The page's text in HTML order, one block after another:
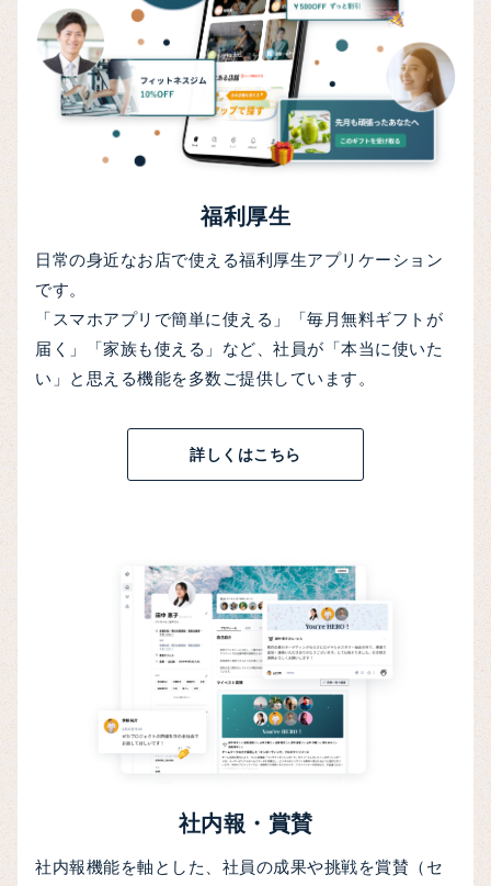
福利厚生
日常の身近なお店で使える福利厚生アプリケーション
です。
「スマホアプリで簡単に使える」「毎月無料ギフトが
届く」「家族も使える」など、社員が「本当に使いた
い」と思える機能を多数ご提供しています。
詳しくはこちら
社内報・賞賛
社内報機能を軸とした、社員の成果や挑戦を賞賛（セ